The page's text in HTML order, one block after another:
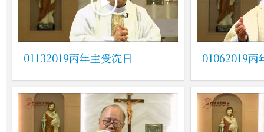
01132019丙年主受洗日 01062019丙